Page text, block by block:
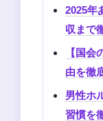
2025年
収まで
【国
由を徹
男性ホ
習慣を